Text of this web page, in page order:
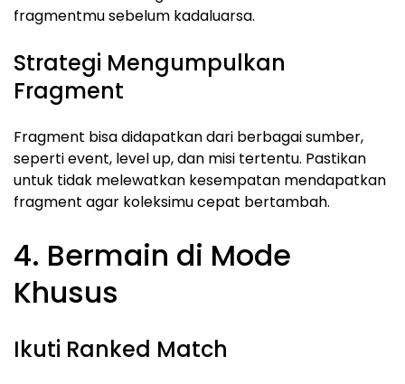
fragmentmu sebelum kadaluarsa.
Strategi Mengumpulkan
Fragment
Fragment bisa didapatkan dari berbagai sumber,
seperti event, level up, dan misi tertentu. Pastikan
untuk tidak melewatkan kesempatan mendapatkan
fragment agar koleksimu cepat bertambah.
4. Bermain di Mode
Khusus
Ikuti Ranked Match